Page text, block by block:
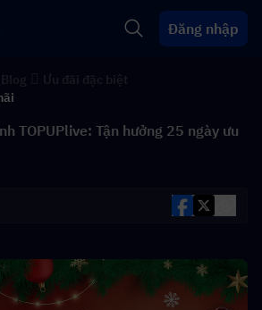
Đăng nhập
TOPUPlive: Tận hưởng 25 ngày ưu